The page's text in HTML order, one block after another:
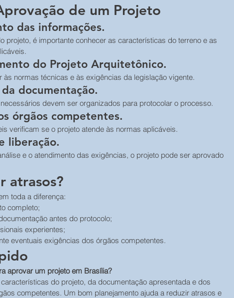
de um Projeto
das informações.
projeto, é importante conhecer as características do terreno e as
do Projeto Arquitetônico.
às normas técnicas e às exigências da legislação vigente.
documentação.
devem ser organizados para protocolar o processo.
órgãos competentes.
verificam se o projeto atende às normas aplicáveis.
liberação.
e o atendimento das exigências, o projeto pode ser aprovado
atrasos?
toda a diferença:
completo;
antes do protocolo;
experientes;
eventuais exigências dos órgãos competentes.
aprovar um projeto em Brasília?
do projeto, da documentação apresentada e dos
competentes. Um bom planejamento ajuda a reduzir atrasos e